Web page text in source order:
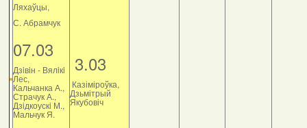
Ляхаўцы,
С. Абрамчук
07.03
Дзiвiн - Вялiкi
Лес,
Кальчанка А.,
Страчук А.,
Дзiдкоускi М.,
Мальчук Я.
3.03
Казіміроўка,
Дзьмітрый
Якубовіч